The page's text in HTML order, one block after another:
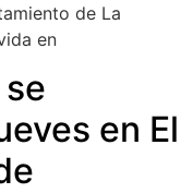
de La
en
en El